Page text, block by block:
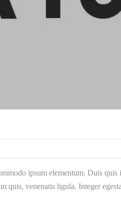
ipsum elementum. Duis quis
quis, venenatis ligula. Integer